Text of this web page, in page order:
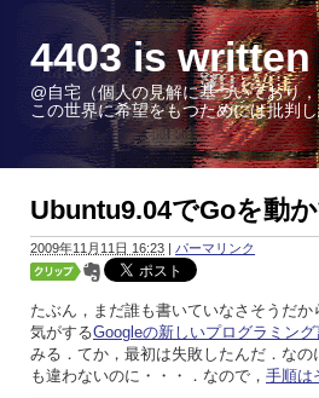
4403 is written
@自宅（個人の見解に基づいており
この世界に希望をもつためには批判
Ubuntu9.04でGoを動か
2009年11月11日 16:23 | パーマリンク
たぶん，まだ誰も書いていなさそうだ
気がするGoogleの新しいプログラミン
みる．てか，最初は失敗したんだ．なの
も違わないのに・・・．なので， 手順は